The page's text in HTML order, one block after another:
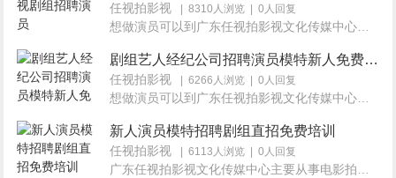
任视拍影视 | 8310人浏览 | 0人回复
想做演员可以到广东任视拍影视文化传媒中心（公司信息网...
剧组艺人经纪公司招聘演员模特新人免费培训
任视拍影视 | 6266人浏览 | 0人回复
想做演员可以到广东任视拍影视文化传媒中心（公司信息网...
新人演员模特招聘剧组直招免费培训
任视拍影视 | 6113人浏览 | 0人回复
广东任视拍影视文化传媒中心主要从事电影拍摄、广告视...